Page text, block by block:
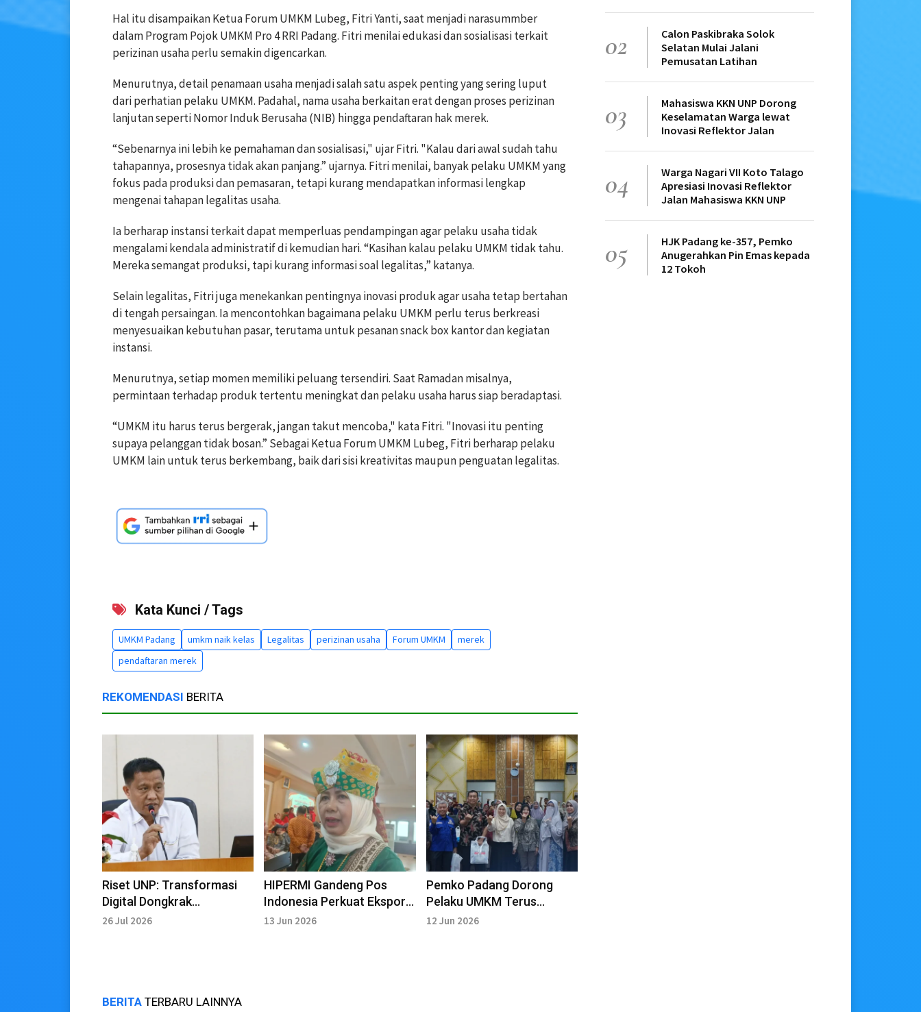
Hal itu disampaikan Ketua Forum UMKM Lubeg, Fitri Yanti, saat menjadi narasummber
dalam Program Pojok UMKM Pro 4 RRI Padang. Fitri menilai edukasi dan sosialisasi terkait
perizinan usaha perlu semakin digencarkan.
Menurutnya, detail penamaan usaha menjadi salah satu aspek penting yang sering luput
dari perhatian pelaku UMKM. Padahal, nama usaha berkaitan erat dengan proses perizinan
lanjutan seperti Nomor Induk Berusaha (NIB) hingga pendaftaran hak merek.
“Sebenarnya ini lebih ke pemahaman dan sosialisasi," ujar Fitri. "Kalau dari awal sudah tahu
tahapannya, prosesnya tidak akan panjang.” ujarnya. Fitri menilai, banyak pelaku UMKM yang
fokus pada produksi dan pemasaran, tetapi kurang mendapatkan informasi lengkap
mengenai tahapan legalitas usaha.
Ia berharap instansi terkait dapat memperluas pendampingan agar pelaku usaha tidak
mengalami kendala administratif di kemudian hari. “Kasihan kalau pelaku UMKM tidak tahu.
Mereka semangat produksi, tapi kurang informasi soal legalitas,” katanya.
Selain legalitas, Fitri juga menekankan pentingnya inovasi produk agar usaha tetap bertahan
di tengah persaingan. Ia mencontohkan bagaimana pelaku UMKM perlu terus berkreasi
menyesuaikan kebutuhan pasar, terutama untuk pesanan snack box kantor dan kegiatan
instansi.
Menurutnya, setiap momen memiliki peluang tersendiri. Saat Ramadan misalnya,
permintaan terhadap produk tertentu meningkat dan pelaku usaha harus siap beradaptasi.
“UMKM itu harus terus bergerak, jangan takut mencoba," kata Fitri. "Inovasi itu penting
supaya pelanggan tidak bosan.” Sebagai Ketua Forum UMKM Lubeg, Fitri berharap pelaku
UMKM lain untuk terus berkembang, baik dari sisi kreativitas maupun penguatan legalitas.
Kata Kunci / Tags
UMKM Padang umkm naik kelas Legalitas perizinan usaha Forum UMKM
merek
pendaftaran merek
REKOMENDASI BERITA
Riset UNP: Transformasi
Digital Dongkrak
Pendapatan UMKM 20
26 Jul 2026
HIPERMI Gandeng Pos
Indonesia Perkuat Ekspor
Rendang Sumbar
13 Jun 2026
Pemko Padang Dorong
Pelaku UMKM Terus
Beradaptasi dengan
12 Jun 2026
BERITA TERBARU LAINNYA
02
Calon Paskibraka Solok
Selatan Mulai Jalani
Pemusatan Latihan
03
Mahasiswa KKN UNP Dorong
Keselamatan Warga lewat
Inovasi Reflektor Jalan
04
Warga Nagari VII Koto Talago
Apresiasi Inovasi Reflektor
Jalan Mahasiswa KKN UNP
05
HJK Padang ke-357, Pemko
Anugerahkan Pin Emas kepada
12 Tokoh